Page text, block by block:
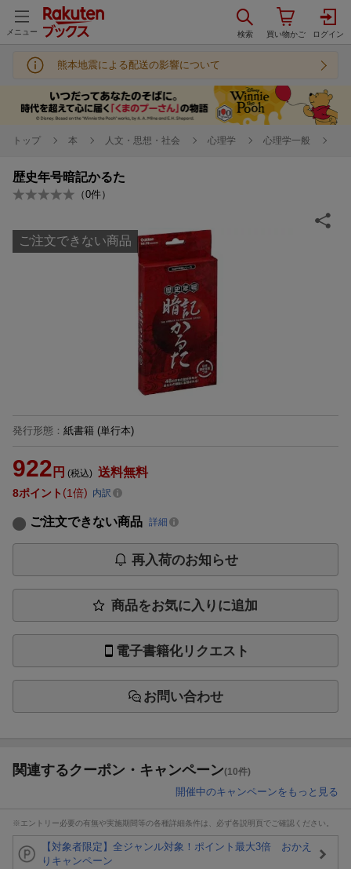
メニュー
熊本地震による配送の影響について
トップ 本 人文・思想・社会 心理学 心理学一般
歴史年号暗記かるた
（0件）
ご注文できない商品
発行形態 ： 紙書籍 (単行本)
922 円 (税込) 送料無料
8ポイント 1倍 内訳
ご注文できない商品 詳細
再入荷のお知らせ
商品をお気に入りに追加
電子書籍化リクエスト
お問い合わせ
関連するクーポン・キャンペーン(10件)
開催中のキャンペーンをもっと見る
※エントリー必要の有無や実施期間等の各種詳細条件は、必ず各説明頁でご確認ください。
【対象者限定】全ジャンル対象！ポイント最大3倍 おかえ
りキャンペーン